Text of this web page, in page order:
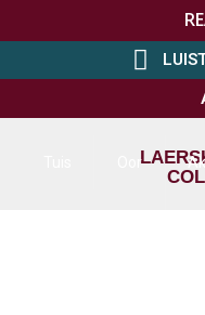
Oor